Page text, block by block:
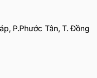
P.Phước Tân, T. Đồng